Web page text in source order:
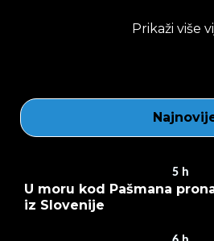
Prikaži više
5 h
U moru kod Pašmana
iz Slovenije